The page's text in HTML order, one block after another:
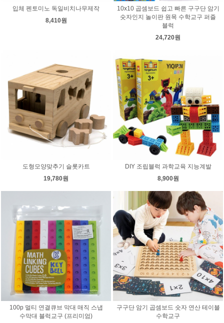
입체 펜토미노 독일비치나무제작
8,410원
10x10 곱셈보드 쉽고 빠른 구구단 암기
숫자인지 놀이판 원목 수학교구 퍼즐
블럭
24,720원
도형모양맞추기 슬롯카트
19,780원
DIY 조립블럭 과학교육 지능계발
8,900원
100p 멀티 연결큐브 막대 매직 스냅
수막대 블럭교구 (프리미엄)
구구단 암기 곱셈보드 숫자 연산 테이블
수학교구